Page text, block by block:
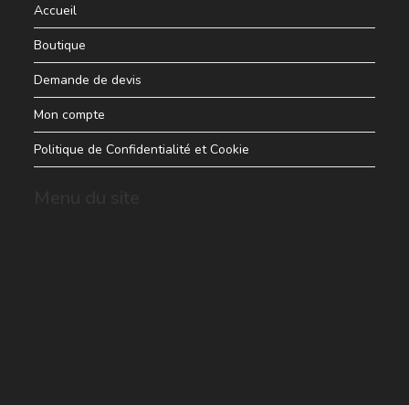
Accueil
Boutique
Demande de devis
Mon compte
Politique de Confidentialité et Cookie